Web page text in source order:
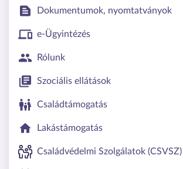
Dokumentumok, nyomtatványok
e-Ügyintézés
Rólunk
Szociális ellátások
Családtámogatás
Lakástámogatás
Családvédelmi Szolgálatok (CSVSZ)